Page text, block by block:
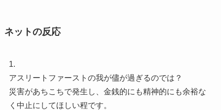
ネットの反応
1.
アスリートファーストの我が儘が過ぎるのでは？
災害があちこちで発生し、金銭的にも精神的にも余裕な
く中止にしてほしい程です。